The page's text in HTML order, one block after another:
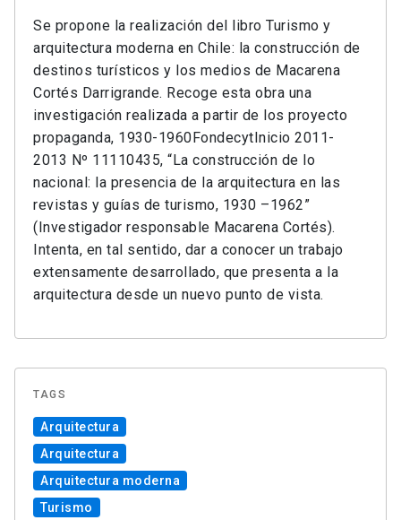
Se propone la realización del libro Turismo y
arquitectura moderna en Chile: la construcción de
destinos turísticos y los medios de Macarena
Cortés Darrigrande. Recoge esta obra una
investigación realizada a partir de los proyecto
propaganda, 1930-1960FondecytInicio 2011-
2013 Nº 11110435, “La construcción de lo
nacional: la presencia de la arquitectura en las
revistas y guías de turismo, 1930 –1962”
(Investigador responsable Macarena Cortés).
Intenta, en tal sentido, dar a conocer un trabajo
extensamente desarrollado, que presenta a la
arquitectura desde un nuevo punto de vista.
TAGS
Arquitectura
Arquitectura
Arquitectura moderna
Turismo